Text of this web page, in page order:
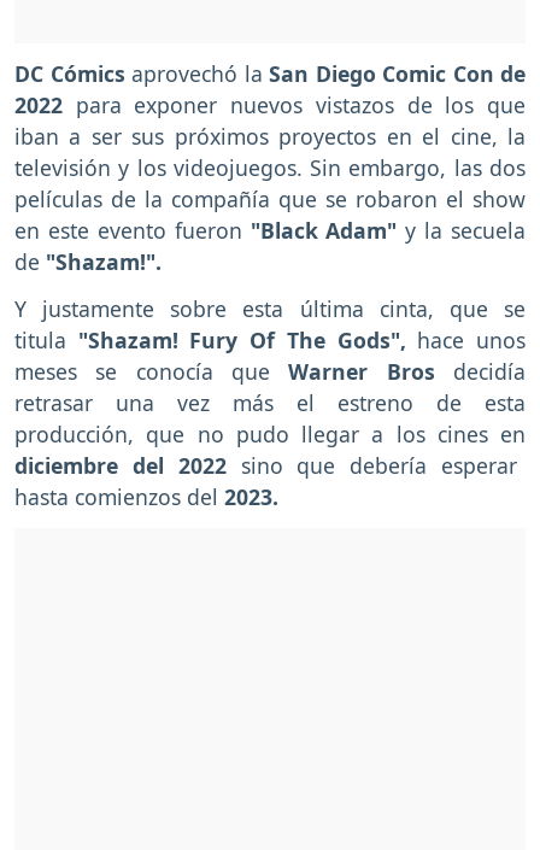
DC Cómics aprovechó la San Diego Comic Con de
2022 para exponer nuevos vistazos de los que
iban a ser sus próximos proyectos en el cine, la
televisión y los videojuegos. Sin embargo, las dos
películas de la compañía que se robaron el show
en este evento fueron "Black Adam"y la secuela
de "Shazam!".
Y justamente sobre esta última cinta, que se
titula "Shazam! Fury Of The Gods", hace unos
meses
se conocía queWarner Bros decidía
retrasar una vez más el estreno de esta
producción, que no pudo llegar a los cines en
diciembre del 2022sino que debería esperar
hasta comienzos del 2023.